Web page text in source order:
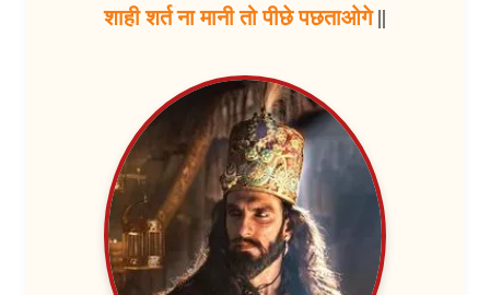
शाही शर्त ना मानी तो पीछे पछताओगे||